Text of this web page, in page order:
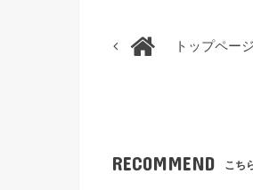
トップペー
RECOMMEND こち